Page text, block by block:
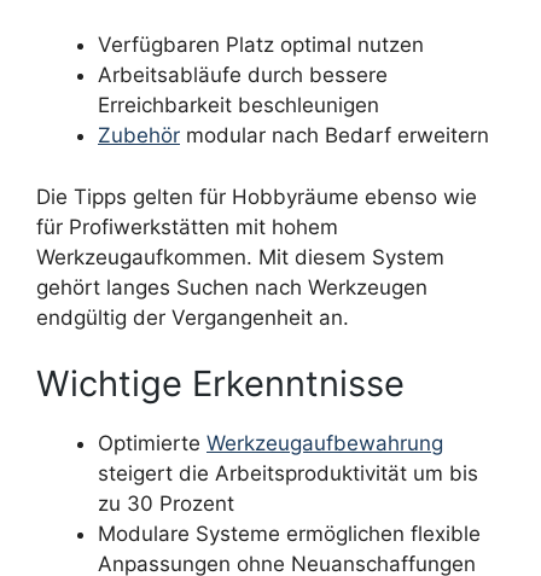
Verfügbaren Platz optimal nutzen
Arbeitsabläufe durch bessere
Erreichbarkeit beschleunigen
Zubehör modular nach Bedarf erweitern
Die Tipps gelten für Hobbyräume ebenso wie
für Profiwerkstätten mit hohem
Werkzeugaufkommen. Mit diesem System
gehört langes Suchen nach Werkzeugen
endgültig der Vergangenheit an.
Wichtige Erkenntnisse
Optimierte Werkzeugaufbewahrung
steigert die Arbeitsproduktivität um bis
zu 30 Prozent
Modulare Systeme ermöglichen flexible
Anpassungen ohne Neuanschaffungen